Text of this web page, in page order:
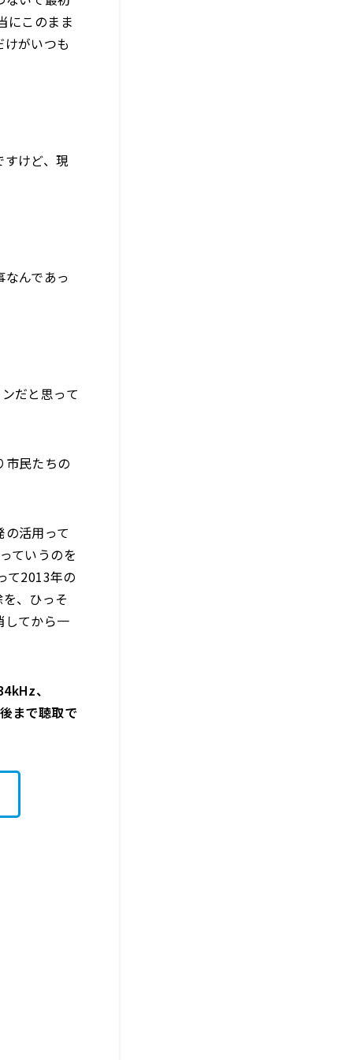
にこのまま
がいつも
けど、現
んであっ
だと思って
市民たちの
活用って
ていうのを
て2013年の
、ひっそ
してから一
、
まで聴取で